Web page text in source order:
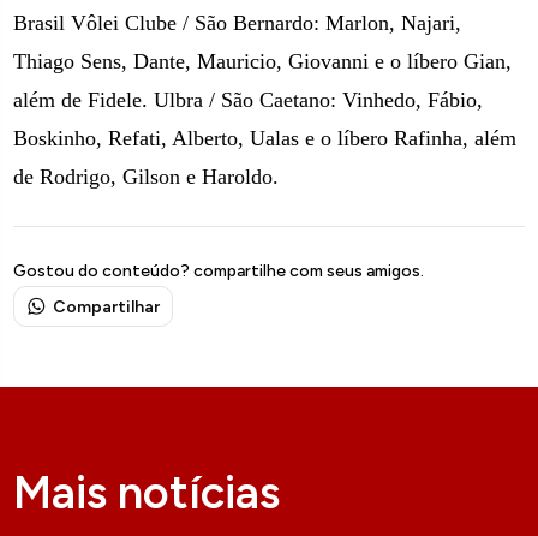
Brasil Vôlei Clube / São Bernardo: Marlon, Najari,
Thiago Sens, Dante, Mauricio, Giovanni e o líbero Gian,
além de Fidele. Ulbra / São Caetano: Vinhedo, Fábio,
Boskinho, Refati, Alberto, Ualas e o líbero Rafinha, além
de Rodrigo, Gilson e Haroldo.
Gostou do conteúdo? compartilhe com seus amigos.
Compartilhar
Mais notícias